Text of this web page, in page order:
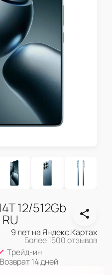
12/512Gb
9 лет на Яндекс.Картах
Более 1500 отзывов
Трейд-ин
Возврат 14 дней